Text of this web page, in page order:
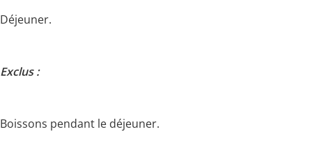
Déjeuner.
Exclus :
Boissons pendant le déjeuner.